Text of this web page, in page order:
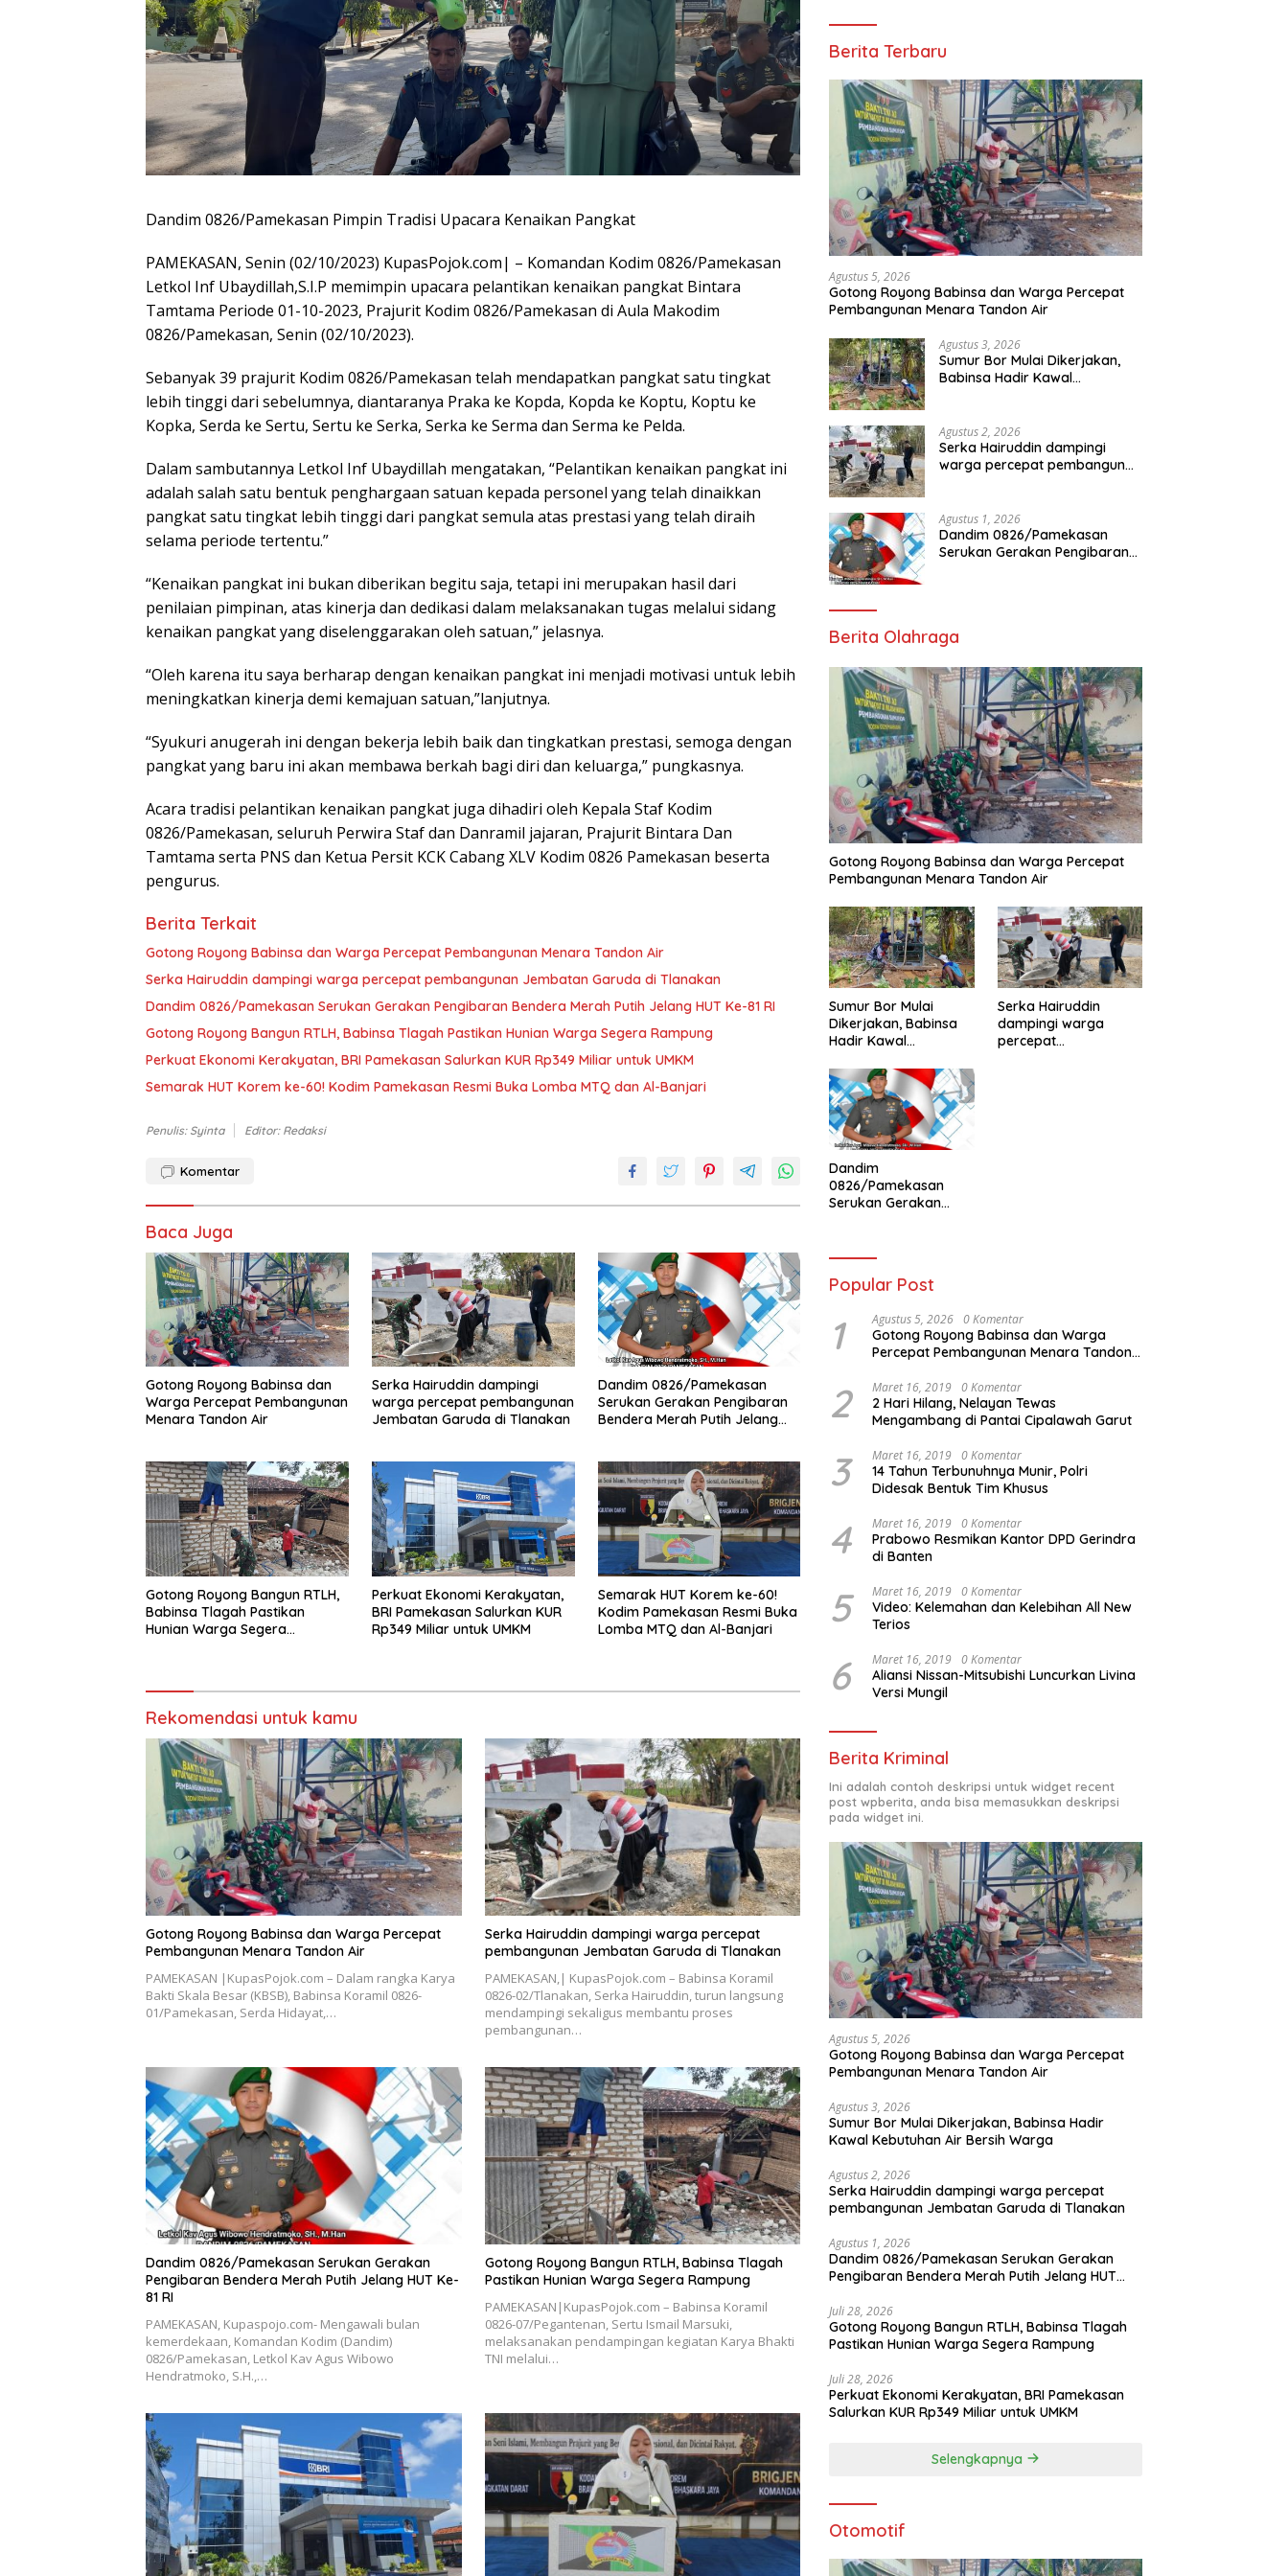
Dandim 0826/Pamekasan Pimpin Tradisi Upacara Kenaikan Pangkat
PAMEKASAN, Senin (02/10/2023) KupasPojok.com| – Komandan Kodim 0826/Pamekasan
Letkol Inf Ubaydillah,S.I.P memimpin upacara pelantikan kenaikan pangkat Bintara
Tamtama Periode 01-10-2023, Prajurit Kodim 0826/Pamekasan di Aula Makodim
0826/Pamekasan, Senin (02/10/2023).
Sebanyak 39 prajurit Kodim 0826/Pamekasan telah mendapatkan pangkat satu tingkat
lebih tinggi dari sebelumnya, diantaranya Praka ke Kopda, Kopda ke Koptu, Koptu ke
Kopka, Serda ke Sertu, Sertu ke Serka, Serka ke Serma dan Serma ke Pelda.
Dalam sambutannya Letkol Inf Ubaydillah mengatakan, “Pelantikan kenaikan pangkat ini
adalah salah satu bentuk penghargaan satuan kepada personel yang telah dinaikkan
pangkat satu tingkat lebih tinggi dari pangkat semula atas prestasi yang telah diraih
selama periode tertentu.”
“Kenaikan pangkat ini bukan diberikan begitu saja, tetapi ini merupakan hasil dari
penilaian pimpinan, atas kinerja dan dedikasi dalam melaksanakan tugas melalui sidang
kenaikan pangkat yang diselenggarakan oleh satuan,” jelasnya.
“Oleh karena itu saya berharap dengan kenaikan pangkat ini menjadi motivasi untuk lebih
meningkatkan kinerja demi kemajuan satuan,”lanjutnya.
“Syukuri anugerah ini dengan bekerja lebih baik dan tingkatkan prestasi, semoga dengan
pangkat yang baru ini akan membawa berkah bagi diri dan keluarga,” pungkasnya.
Acara tradisi pelantikan kenaikan pangkat juga dihadiri oleh Kepala Staf Kodim
0826/Pamekasan, seluruh Perwira Staf dan Danramil jajaran, Prajurit Bintara Dan
Tamtama serta PNS dan Ketua Persit KCK Cabang XLV Kodim 0826 Pamekasan beserta
pengurus.
Berita Terkait
Gotong Royong Babinsa dan Warga Percepat Pembangunan Menara Tandon Air
Serka Hairuddin dampingi warga percepat pembangunan Jembatan Garuda di Tlanakan
Dandim 0826/Pamekasan Serukan Gerakan Pengibaran Bendera Merah Putih Jelang HUT Ke-81 RI
Gotong Royong Bangun RTLH, Babinsa Tlagah Pastikan Hunian Warga Segera Rampung
Perkuat Ekonomi Kerakyatan, BRI Pamekasan Salurkan KUR Rp349 Miliar untuk UMKM
Semarak HUT Korem ke-60! Kodim Pamekasan Resmi Buka Lomba MTQ dan Al-Banjari
Penulis: Syinta Editor: Redaksi
Komentar
Baca Juga
Gotong Royong Babinsa dan
Warga Percepat Pembangunan
Menara Tandon Air
Serka Hairuddin dampingi
warga percepat pembangunan
Jembatan Garuda di Tlanakan
Dandim 0826/Pamekasan
Serukan Gerakan Pengibaran
Bendera Merah Putih Jelang
Gotong Royong Bangun RTLH,
Babinsa Tlagah Pastikan
Hunian Warga Segera
Perkuat Ekonomi Kerakyatan,
BRI Pamekasan Salurkan KUR
Rp349 Miliar untuk UMKM
Semarak HUT Korem ke-60!
Kodim Pamekasan Resmi Buka
Lomba MTQ dan Al-Banjari
Rekomendasi untuk kamu
Gotong Royong Babinsa dan Warga Percepat
Pembangunan Menara Tandon Air
PAMEKASAN |KupasPojok.com – Dalam rangka Karya
Bakti Skala Besar (KBSB), Babinsa Koramil 0826-
01/Pamekasan, Serda Hidayat,…
Serka Hairuddin dampingi warga percepat
pembangunan Jembatan Garuda di Tlanakan
PAMEKASAN,| KupasPojok.com – Babinsa Koramil
0826-02/Tlanakan, Serka Hairuddin, turun langsung
mendampingi sekaligus membantu proses
pembangunan…
Dandim 0826/Pamekasan Serukan Gerakan
Pengibaran Bendera Merah Putih Jelang HUT Ke-
81 RI
PAMEKASAN, Kupaspojo.com- Mengawali bulan
kemerdekaan, Komandan Kodim (Dandim)
0826/Pamekasan, Letkol Kav Agus Wibowo
Hendratmoko, S.H.,…
Gotong Royong Bangun RTLH, Babinsa Tlagah
Pastikan Hunian Warga Segera Rampung
PAMEKASAN|KupasPojok.com – Babinsa Koramil
0826-07/Pegantenan, Sertu Ismail Marsuki,
melaksanakan pendampingan kegiatan Karya Bhakti
TNI melalui…
Berita Terbaru
Agustus 5, 2026
Gotong Royong Babinsa dan Warga Percepat
Pembangunan Menara Tandon Air
Agustus 3, 2026
Sumur Bor Mulai Dikerjakan,
Babinsa Hadir Kawal
Agustus 2, 2026
Serka Hairuddin dampingi
warga percepat pembangunan
Agustus 1, 2026
Dandim 0826/Pamekasan
Serukan Gerakan Pengibaran
Berita Olahraga
Gotong Royong Babinsa dan Warga Percepat
Pembangunan Menara Tandon Air
Sumur Bor Mulai
Dikerjakan, Babinsa
Hadir Kawal
Warga
Serka Hairuddin
dampingi warga
percepat
Dandim
0826/Pamekasan
Serukan Gerakan
HUT Ke-81 RI
Popular Post
1 Agustus 5, 2026 0 Komentar
Gotong Royong Babinsa dan Warga
Percepat Pembangunan Menara Tandon
2 Maret 16, 2019 0 Komentar
2 Hari Hilang, Nelayan Tewas
Mengambang di Pantai Cipalawah Garut
3 Maret 16, 2019 0 Komentar
14 Tahun Terbunuhnya Munir, Polri
Didesak Bentuk Tim Khusus
4 Maret 16, 2019 0 Komentar
Prabowo Resmikan Kantor DPD Gerindra
di Banten
5 Maret 16, 2019 0 Komentar
Video: Kelemahan dan Kelebihan All New
Terios
6 Maret 16, 2019 0 Komentar
Aliansi Nissan-Mitsubishi Luncurkan Livina
Versi Mungil
Berita Kriminal
Ini adalah contoh deskripsi untuk widget recent
post wpberita, anda bisa memasukkan deskripsi
pada widget ini.
Agustus 5, 2026
Gotong Royong Babinsa dan Warga Percepat
Pembangunan Menara Tandon Air
Agustus 3, 2026
Sumur Bor Mulai Dikerjakan, Babinsa Hadir
Kawal Kebutuhan Air Bersih Warga
Agustus 2, 2026
Serka Hairuddin dampingi warga percepat
pembangunan Jembatan Garuda di Tlanakan
Agustus 1, 2026
Dandim 0826/Pamekasan Serukan Gerakan
Pengibaran Bendera Merah Putih Jelang HUT
Juli 28, 2026
Gotong Royong Bangun RTLH, Babinsa Tlagah
Pastikan Hunian Warga Segera Rampung
Juli 28, 2026
Perkuat Ekonomi Kerakyatan, BRI Pamekasan
Salurkan KUR Rp349 Miliar untuk UMKM
Selengkapnya
Otomotif